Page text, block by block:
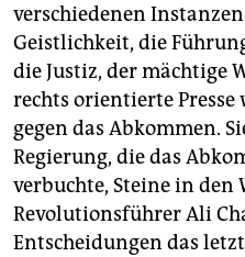
verschiedenen
Geistlichkeit, die
die Justiz, der mächtige
rechts orientierte
gegen das Abkommen.
Regierung, die das
verbuchte, Steine in den
Revolutionsführer Ali
Entscheidungen das